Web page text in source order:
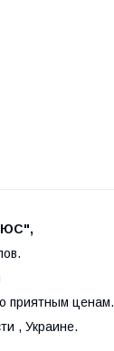
приятным ценам.
, Украине.